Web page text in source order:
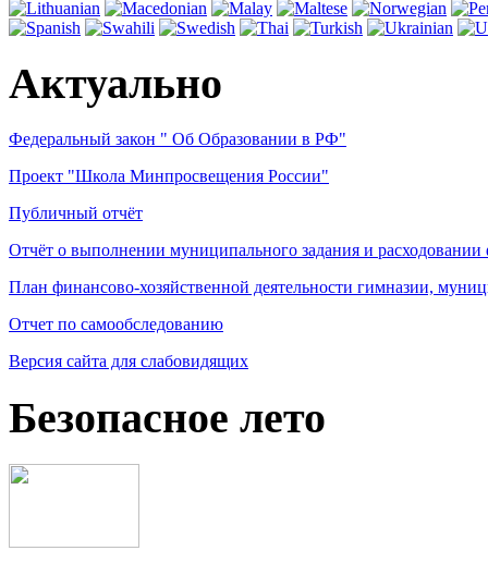
Актуально
Федеральный закон " Об Образовании в РФ"
Проект "Школа Минпросвещения России"
Публичный отчёт
Отчёт о выполнении муниципального задания и
План финансово-хозяйственной деятельности гимназии,
Отчет по самообследованию
Версия сайта для слабовидящих
Безопасное лето